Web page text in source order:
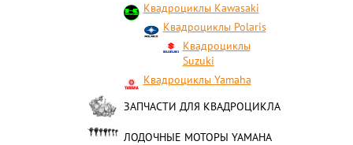
Квадроциклы Kawasaki
Квадроциклы Polaris
Квадроциклы
Suzuki
Квадроциклы Yamaha
ЗАПЧАСТИ ДЛЯ КВАДРОЦИКЛА
ЛОДОЧНЫЕ МОТОРЫ YAMAHA